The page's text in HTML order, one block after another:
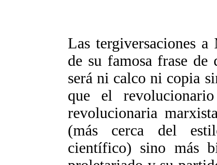
Las tergiversaciones
de su famosa frase
será ni calco ni copia
que el
revolucionaria
(más cerca del
científico) sino más